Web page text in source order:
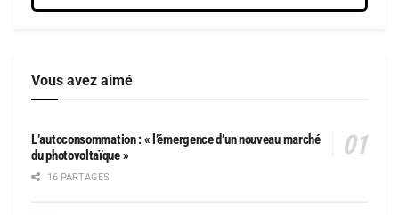
Vous avez aimé
L’autoconsommation : « l’émergence d’un nouveau marché
du photovoltaïque »
16 PARTAGES